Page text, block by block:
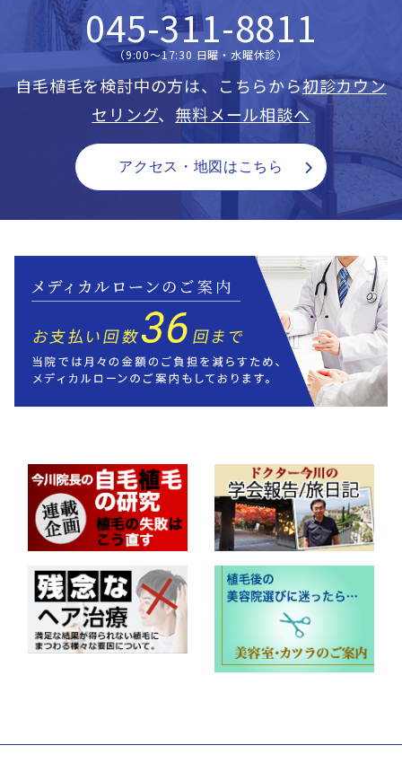
045-311-8811
（9:00〜17:30 日曜・水曜休診）
自毛植毛を検討中の方は、こちらから初診カウン
セリング、 無料メール相談へ
アクセス・地図はこちら